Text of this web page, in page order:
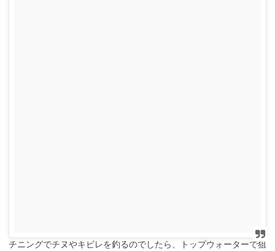
チニングでチヌやキビレを釣るのでしたら、トップウォーターで狙